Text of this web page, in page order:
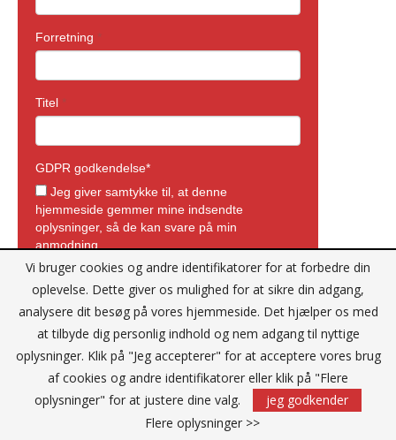
Vi bruger cookies og andre identifikatorer for at forbedre din
oplevelse. Dette giver os mulighed for at sikre din adgang,
analysere dit besøg på vores hjemmeside. Det hjælper os med
at tilbyde dig personlig indhold og nem adgang til nyttige
oplysninger. Klik på "Jeg accepterer" for at acceptere vores brug
af cookies og andre identifikatorer eller klik på "Flere
oplysninger" for at justere dine valg.
jeg godkender
Flere oplysninger >>